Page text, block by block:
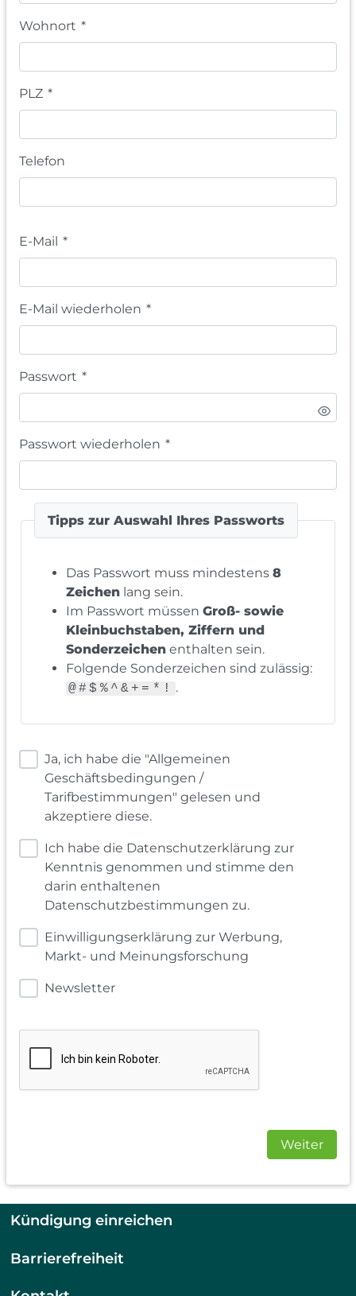
Wohnort *
PLZ *
Telefon
E-Mail *
E-Mail wiederholen *
Passwort *
Passwort wiederholen *
Tipps zur Auswahl Ihres Passworts
Das Passwort muss mindestens 8
Zeichen lang sein.
Im Passwort müssen Groß- sowie
Kleinbuchstaben, Ziffern und
Sonderzeichen enthalten sein.
Folgende Sonderzeichen sind zulässig:
@#$%^&+=*! .
Ja, ich habe die "Allgemeinen
Geschäftsbedingungen /
Tarifbestimmungen" gelesen und
akzeptiere diese.
Ich habe die Datenschutzerklärung zur
Kenntnis genommen und stimme den
darin enthaltenen
Datenschutzbestimmungen zu.
Einwilligungserklärung zur Werbung,
Markt- und Meinungsforschung
Newsletter
Weiter
Kündigung einreichen
Barrierefreiheit